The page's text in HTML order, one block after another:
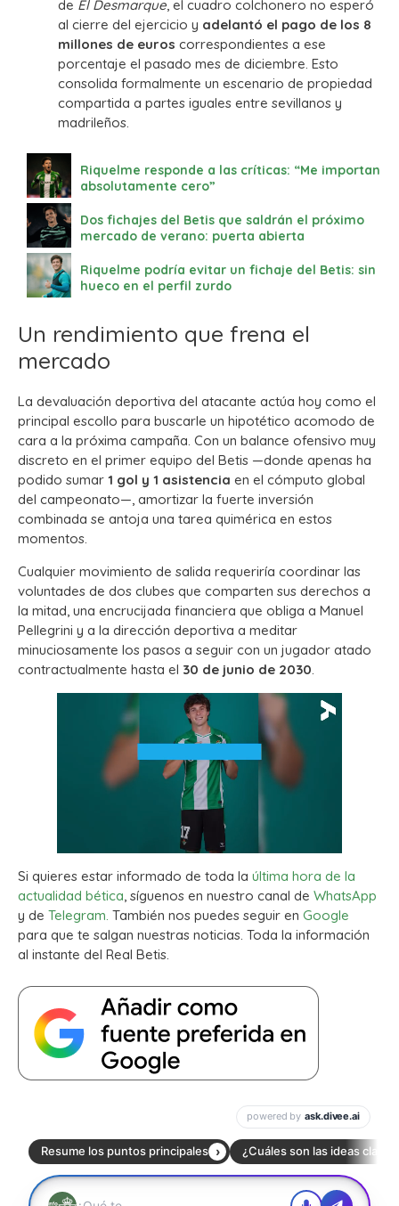
de El Desmarque, el cuadro colchonero no esperó
al cierre del ejercicio y adelantó el pago de los 8
millones de euros correspondientes a ese
porcentaje el pasado mes de diciembre. Esto
consolida formalmente un escenario de propiedad
compartida a partes iguales entre sevillanos y
madrileños.
Riquelme responde a las críticas: “Me importan
absolutamente cero”
Dos fichajes del Betis que saldrán el próximo
mercado de verano: puerta abierta
Riquelme podría evitar un fichaje del Betis: sin
hueco en el perfil zurdo
Un rendimiento que frena el
mercado
La devaluación deportiva del atacante actúa hoy como el
principal escollo para buscarle un hipotético acomodo de
cara a la próxima campaña. Con un balance ofensivo muy
discreto en el primer equipo del Betis —donde apenas ha
podido sumar 1 gol y 1 asistencia en el cómputo global
del campeonato—, amortizar la fuerte inversión
combinada se antoja una tarea quimérica en estos
momentos.
Cualquier movimiento de salida requeriría coordinar las
voluntades de dos clubes que comparten sus derechos a
la mitad, una encrucijada financiera que obliga a Manuel
Pellegrini y a la dirección deportiva a meditar
minuciosamente los pasos a seguir con un jugador atado
contractualmente hasta el 30 de junio de 2030.
Si quieres estar informado de toda la última hora de la
actualidad bética, síguenos en nuestro canal de WhatsApp
y de Telegram. También nos puedes seguir en Google
para que te salgan nuestras noticias. Toda la información
al instante del Real Betis.